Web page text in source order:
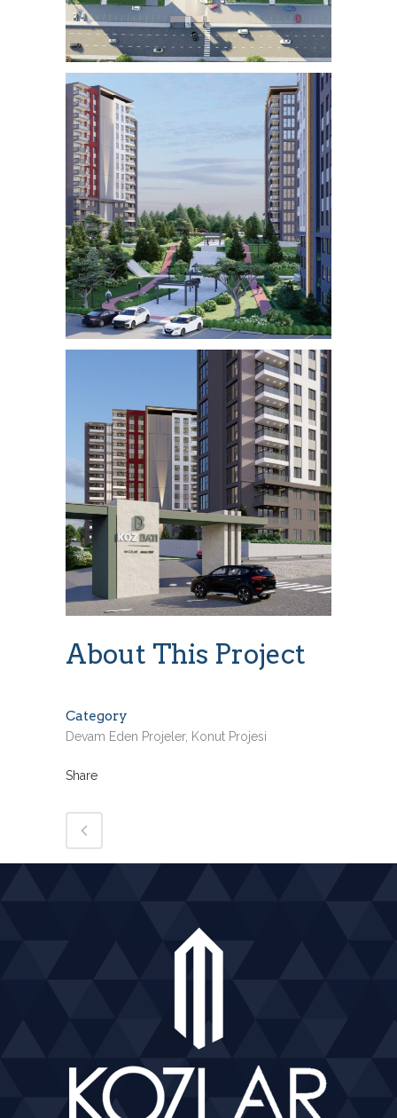
About This Project
Category
Devam Eden Projeler, Konut Projesi
Share